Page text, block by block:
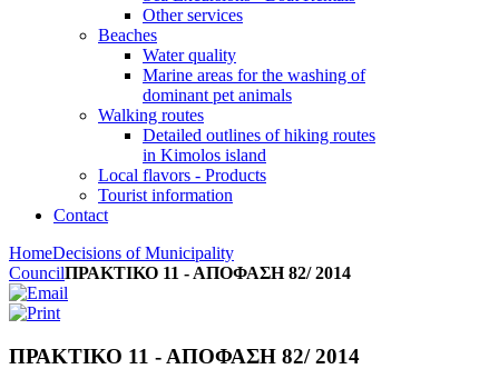
Other services
Beaches
Water quality
Marine areas for the washing of
dominant pet animals
Walking routes
Detailed outlines of hiking routes
in Kimolos island
Local flavors - Products
Tourist information
Contact
HomeDecisions of Municipality
CouncilΠΡΑΚΤΙΚΟ 11 - ΑΠΟΦΑΣΗ 82/ 2014
ΠΡΑΚΤΙΚΟ 11 - ΑΠΟΦΑΣΗ 82/ 2014